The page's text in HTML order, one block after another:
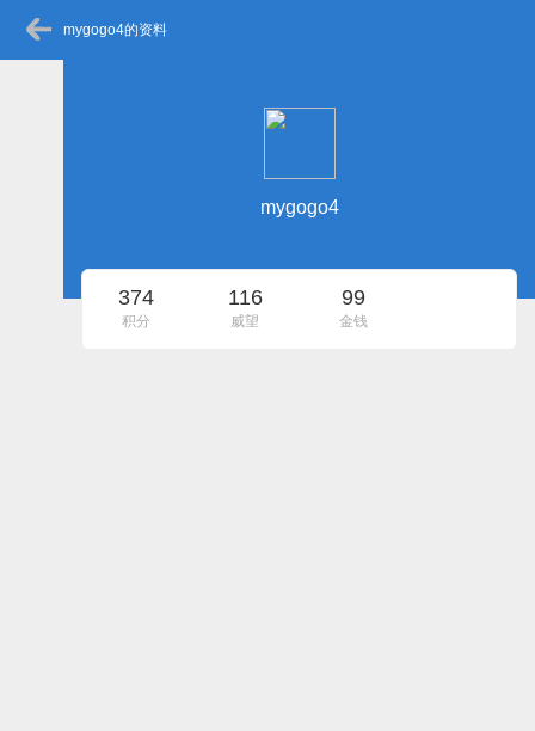
mygogo4的资料
mygogo4
374
积分
116
威望
99
金钱